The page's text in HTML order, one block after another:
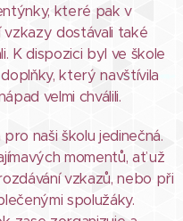
které pak v
vzkazy dostávali také
K dispozici byl ve škole
který navštívila
velmi chválili.
naši školu jedinečná.
momentů, ať už
vzkazů, nebo při
spolužáky.